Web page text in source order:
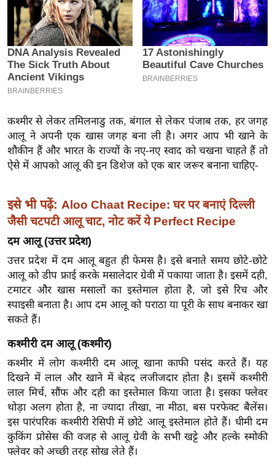
इ
म
ई
-
पे
मि
सा
ल
बे
मि
सा
ल
श
ख्सि
य
त
ग
इं
डि
या
सा
हि
त्य
कश्मीर से लेकर तमिलनाडु तक, बंगाल से लेकर पंजाब तक, हर जगह
आलू ने अपनी एक खास जगह बना ली है। अगर आप भी खाने के
शौकीन हैं और भारत के राज्यों के नए-नए स्वाद को चखना चाहते हैं तो
ऐसे में आपको आलू की इन डिशेज को एक बार जरूर बनाना चाहिए-
इसे भी पढ़ें: Aloo Chaat Recipe: घर पर बनाएं दिल्ली
जैसी चटपटी आलू चाट, नोट करें ये Perfect Recipe
दम आलू (उत्तर प्रदेश)
उत्तर प्रदेश में दम आलू बहुत ही फेमस है। इसे बनाते समय छोटे-छोटे
आलू को डीप फ्राई करके मसालेदार ग्रेवी में पकाया जाता है। इसमें दही,
टमाटर और खास मसालों का इस्तेमाल होता है, जो इसे रिच और
स्पाइसी बनाता है। आप दम आलू को पराठा या पूरी के साथ बनाकर खा
सकते हैं।
कश्मीरी दम आलू (कश्मीर)
कश्मीर में लोग कश्मीरी दम आलू खाना काफी पसंद करते हैं। यह
दिखने में लाल और खाने में बेहद लजीजदार होता है। इसमें कश्मीरी
लाल मिर्च, सौंफ और दही का इस्तेमाल किया जाता है। इसका फ्लेवर
थोड़ा अलग होता है, ना ज्यादा तीखा, ना मीठा, बस परफेक्ट बैलेंस।
इस पारंपरिक कश्मीरी रेसिपी में छोटे आलू इस्तेमाल होते हैं। धीमी दम
कुकिंग प्रोसेस की वजह से आलू ग्रेवी के सभी खट्टे और हल्के स्मोकी
फ्लेवर को अच्छी तरह सोख लेते हैं।